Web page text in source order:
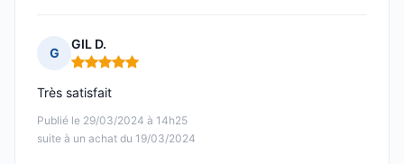
G
GIL D.
Note : 5 sur 5
Publié le 29/03/2024 à 14h25
suite à un achat du 19/03/2024
Très satisfait